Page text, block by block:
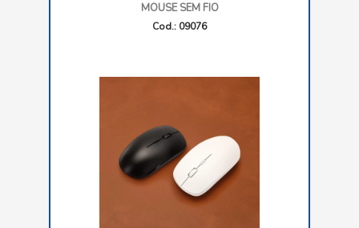
MOUSE SEM FIO
Cod.: 09076